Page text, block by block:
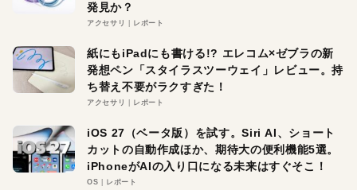
発見か？
アクセサリ レポート
紙にもiPadにも書ける!? エレコム×ゼブラの新
発想ペン「スタイラスツーウェイ」レビュー。持
ち替え不要がラクすぎた！
アクセサリ レポート
iOS 27（ベータ版）を試す。Siri AI、ショート
カットの自動作成ほか、期待大の便利機能5選。
iPhoneがAIの入り口になる未来はすぐそこ！
OS レポート